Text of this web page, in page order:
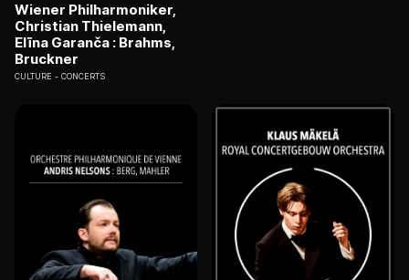
Wiener Philharmoniker,
Christian Thielemann,
Elīna Garanča : Brahms,
Bruckner
CULTURE CONCERTS